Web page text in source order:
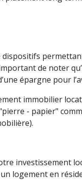
de noter
épargne pour
immobilier
- papier"
investissement
logement en